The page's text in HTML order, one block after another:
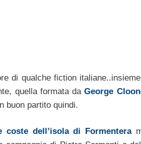
di qualche fiction
quella formata daGeorge
buon partito quindi.
dell’isola di Formentera